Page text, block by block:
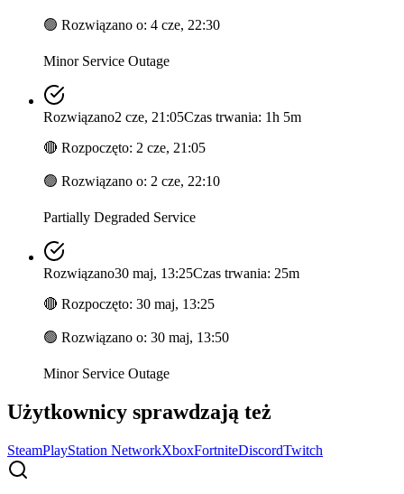
🟢 Rozwiązano o: 4 cze, 22:30
Minor Service Outage
Rozwiązano2 cze, 21:05Czas trwania: 1h 5m
🔴 Rozpoczęto: 2 cze, 21:05
🟢 Rozwiązano o: 2 cze, 22:10
Partially Degraded Service
Rozwiązano30 maj, 13:25Czas trwania: 25m
🔴 Rozpoczęto: 30 maj, 13:25
🟢 Rozwiązano o: 30 maj, 13:50
Minor Service Outage
Użytkownicy sprawdzają też
SteamPlayStation NetworkXboxFortniteDiscordTwitch